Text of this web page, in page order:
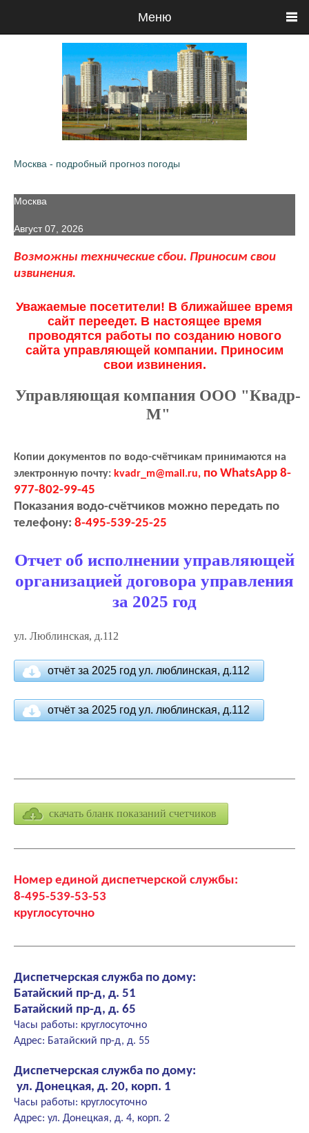
Меню
Москва - подробный прогноз погоды
Москва
Август 07, 2026
Возможны технические сбои. Приносим свои
извинения.
Уважаемые посетители! В ближайшее время
сайт переедет. В настоящее время
проводятся работы по созданию нового
сайта управляющей компании. Приносим
свои извинения.
Управляющая компания ООО "Квадр-
М"
Копии документов по водо-счётчикам принимаются на
электронную почту: kvadr_m@mail.ru, по WhatsApp 8-
977-802-99-45
Показания водо-счётчиков можно передать по
телефону: 8-495-539-25-25
Отчет об исполнении управляющей
организацией договора управления
за 2025 год
ул. Люблинская, д.112
отчёт за 2025 год ул. люблинская, д.112
отчёт за 2025 год ул. люблинская, д.112
скачать бланк показаний счетчиков
Номер единой диспетчерской службы:
8-495-539-53-53
круглосуточно
Диспетчерская служба по дому:
Батайский пр-д, д. 51
Батайский пр-д, д. 65
Часы работы: круглосуточно
Адрес: Батайский пр-д, д. 55
Диспетчерская служба по дому:
ул. Донецкая, д. 20, корп. 1
Часы работы: круглосуточно
Адрес: ул. Донецкая, д. 4, корп. 2